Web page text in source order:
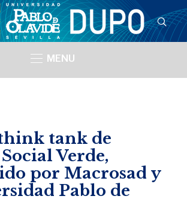
MENU
tank de
Verde,
por Macrosad y
Pablo de